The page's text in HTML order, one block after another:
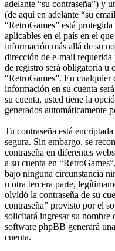
adelante “su contraseña”) y
(de aquí en adelante “su
“RetroGames” está
aplicables en el país en el
información más allá de su
dirección de e-mail requerida
de registro será obligatoria u
“RetroGames”. En cualquier
información en su cuenta
su cuenta, usted tiene la
generados automáticamente
Tu contraseña está
segura. Sin embargo, se
contraseña en diferentes
a su cuenta en
bajo ninguna circunstancia
u otra tercera parte,
olvidó la contraseña de su
contraseña” provisto por el
solicitará ingresar su nombre
software phpBB generará
cuenta.